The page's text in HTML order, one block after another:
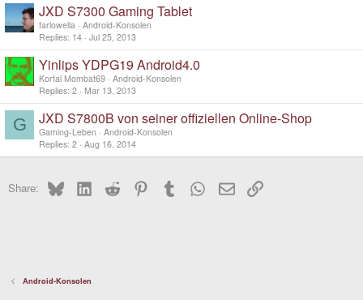
JXD S7300 Gaming Tablet
farlowella
Android-Konsolen
Replies 14 Jul 25, 2013
Yinlips YDPG19 Android4.0
Kortal Mombat69 Android-Konsolen
Replies 2 Mar 13, 2013
G JXD S7800B von seiner offiziellen Online-Shop
Gaming-Leben
Android-Konsolen
Replies 2 Aug 16, 2014
Share: BlueskyLinkedInReddit PinterestTumblr WhatsApp
EmailLink
Android-Konsolen